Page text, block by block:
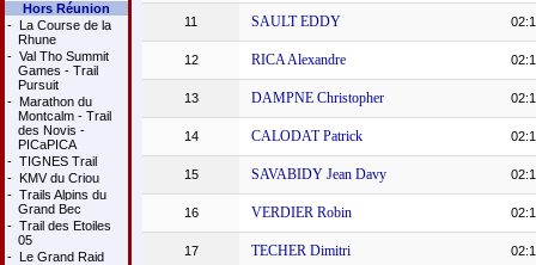
Hors Réunion
- La Course de la
Rhune
- Val Tho Summit
Games - Trail
Pursuit
- Marathon du
Montcalm - Trail
des Novis -
PICaPICA
- TIGNES Trail
- KMV du Criou
- Trails Alpins du
Grand Bec
- Trail des Etoiles
05
- Le Grand Raid
11 SAULT EDDY
12 RICA Alexandre
13 DAMPNE Christopher
14 CALODAT Patrick
15 SAVABIDY Jean Davy
16 VERDIER Robin
17 TECHER Dimitri